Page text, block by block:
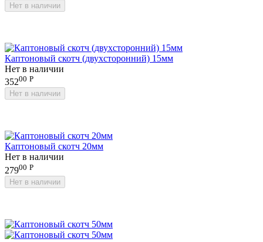
Нет в наличии
Каптоновый скотч (двухсторонний) 15мм
Нет в наличии
35200 Р
Нет в наличии
Каптоновый скотч 20мм
Нет в наличии
27900 Р
Нет в наличии